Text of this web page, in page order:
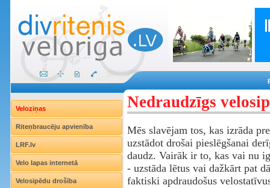
Veloziņas
Riteņbraucēju apvienība
LRF.lv
Velo lapas internetā
Velosipēdu drošība
Nedraudzīgs
Mēs slavējam tos, kas izrāda
uzstādot drošai pieslēgšanai
daudz. Vairāk ir to, kas vai nu
- uzstāda lētus vai dažkārt pat
faktiski apdraudošus